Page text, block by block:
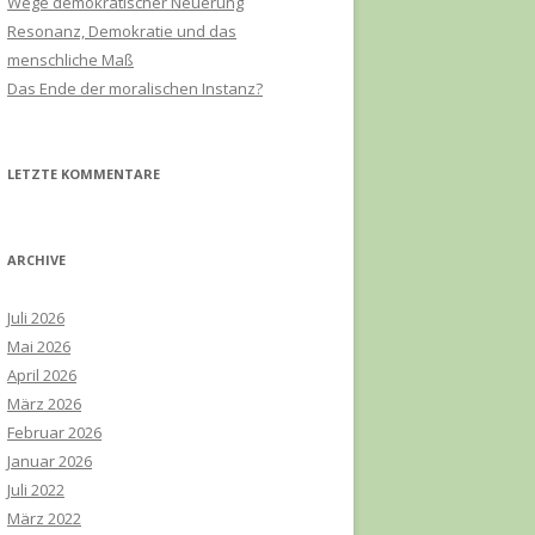
h
Resonanz, Demokratie und das
menschliche Maß
Das Ende der moralischen Instanz?
LETZTE KOMMENTARE
ARCHIVE
Juli 2026
Mai 2026
April 2026
März 2026
Februar 2026
Januar 2026
Juli 2022
März 2022